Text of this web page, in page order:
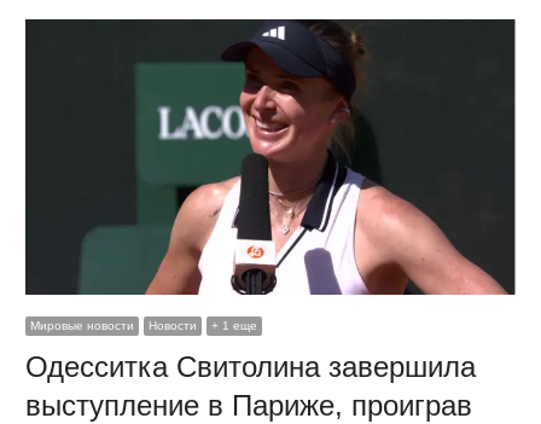
Мировые новости Новости + 1 еще
Одесситка Свитолина завершила
выступление в Париже, проиграв